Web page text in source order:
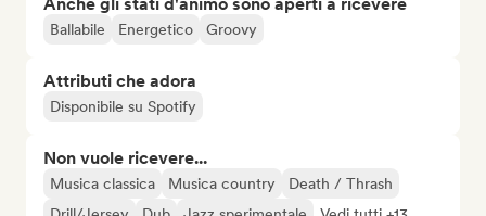
Ballabile Energetico Groovy
Attributi che adora
Disponibile su Spotify
Non vuole ricevere...
Musica classica Musica country
Death / Thrash